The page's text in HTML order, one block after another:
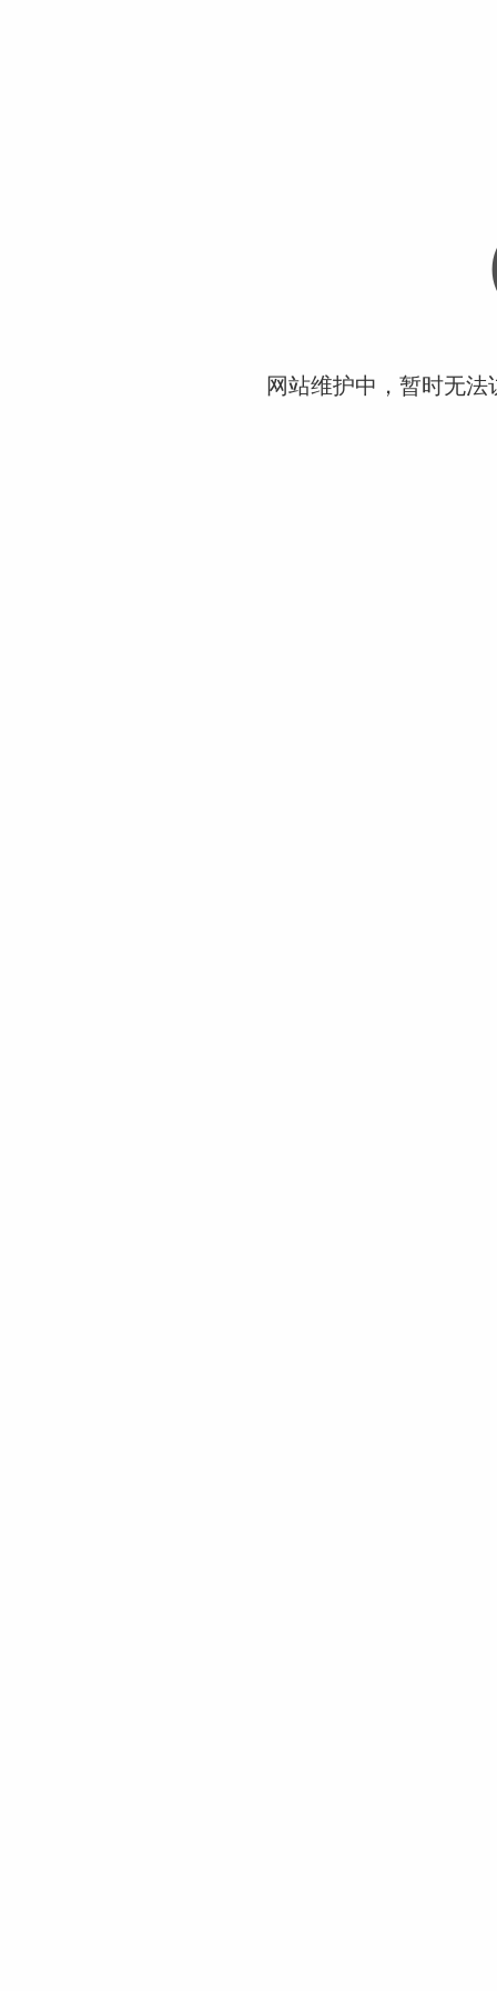
网站维护中，暂时无